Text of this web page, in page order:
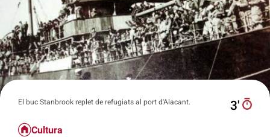
El buc Stanbrook replet de refugiats al port d'Alacant. 3′
Cultura